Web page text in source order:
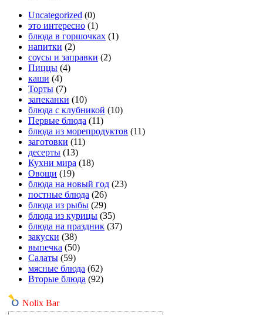
Uncategorized (0)
это интересно (1)
блюда в горшочках (1)
напитки (2)
соусы и заправки (2)
Пиццы (4)
каши (4)
Торты (7)
запеканки (10)
блюда с клубникой (10)
Первые блюда (11)
блюда из морепродуктов (11)
заготовки (11)
десерты (13)
Кухни мира (18)
Овощи (19)
блюда на новый год (23)
постные блюда (26)
блюда из рыбы (29)
блюда из курицы (35)
блюда на праздник (37)
закуски (38)
выпечка (50)
Салаты (59)
мясные блюда (62)
Вторые блюда (92)
Nolix Bar